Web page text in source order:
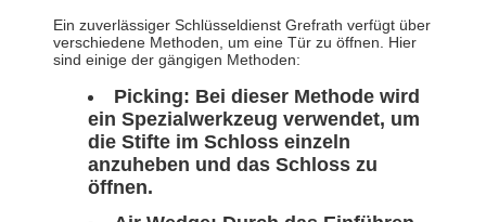
Ein zuverlässiger Schlüsseldienst Grefrath verfügt über
verschiedene Methoden, um eine Tür zu öffnen. Hier
sind einige der gängigen Methoden:
Picking: Bei dieser Methode wird
ein Spezialwerkzeug verwendet, um
die Stifte im Schloss einzeln
anzuheben und das Schloss zu
öffnen.